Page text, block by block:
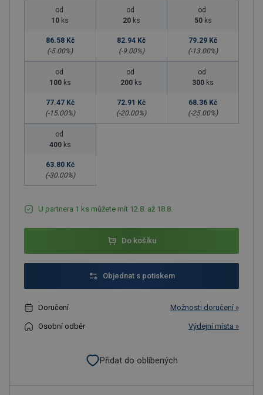
od
10 ks
86.58 Kč
(-5.00%)
od
20 ks
82.94 Kč
(-9.00%)
od
50 ks
79.29 Kč
(-13.00%)
od
100 ks
77.47 Kč
(-15.00%)
od
200 ks
72.91 Kč
(-20.00%)
od
300 ks
68.36 Kč
(-25.00%)
od
400 ks
63.80 Kč
(-30.00%)
U partnera 1 ks můžete mít 12.8. až 18.8.
Do košíku
Objednat s potiskem
Doručení Možnosti doručení »
Osobní odběr Výdejní místa »
Přidat do oblíbených